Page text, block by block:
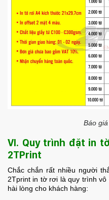
Báo
VI. Quy trình đặt in
2TPrint
Chắc chắn rất nhiều người
2Tprint in tờ rơi là quy trình
hài lòng cho khách hàng: